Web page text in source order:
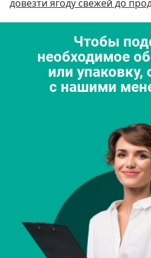
довезти ягоду свежей до
Чтобы
необходимое
или упаковку,
с нашими